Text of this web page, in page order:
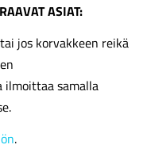
ASIAT:
jos korvakkeen reikä
ilmoittaa samalla
.